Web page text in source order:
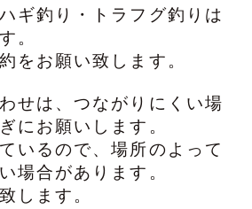
ギ釣り・トラフグ釣りは
。
をお願い致します。
せは、つながりにくい場
にお願いします。
いるので、場所のよって
場合があります。
します。